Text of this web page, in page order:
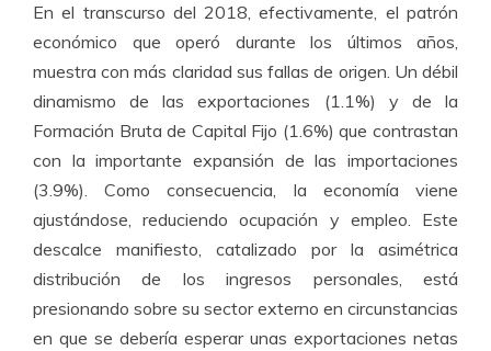
En el transcurso del 2018, efectivamente, el patrón
económico que operó durante los últimos años,
muestra con más claridad sus fallas de origen. Un débil
dinamismo de las exportaciones (1.1%) y de la
Formación Bruta de Capital Fijo (1.6%) que contrastan
con la importante expansión de las importaciones
(3.9%). Como consecuencia, la economía viene
ajustándose, reduciendo ocupación y empleo. Este
descalce manifiesto, catalizado por la asimétrica
distribución de los ingresos personales, está
presionando sobre su sector externo en circunstancias
en que se debería esperar unas exportaciones netas